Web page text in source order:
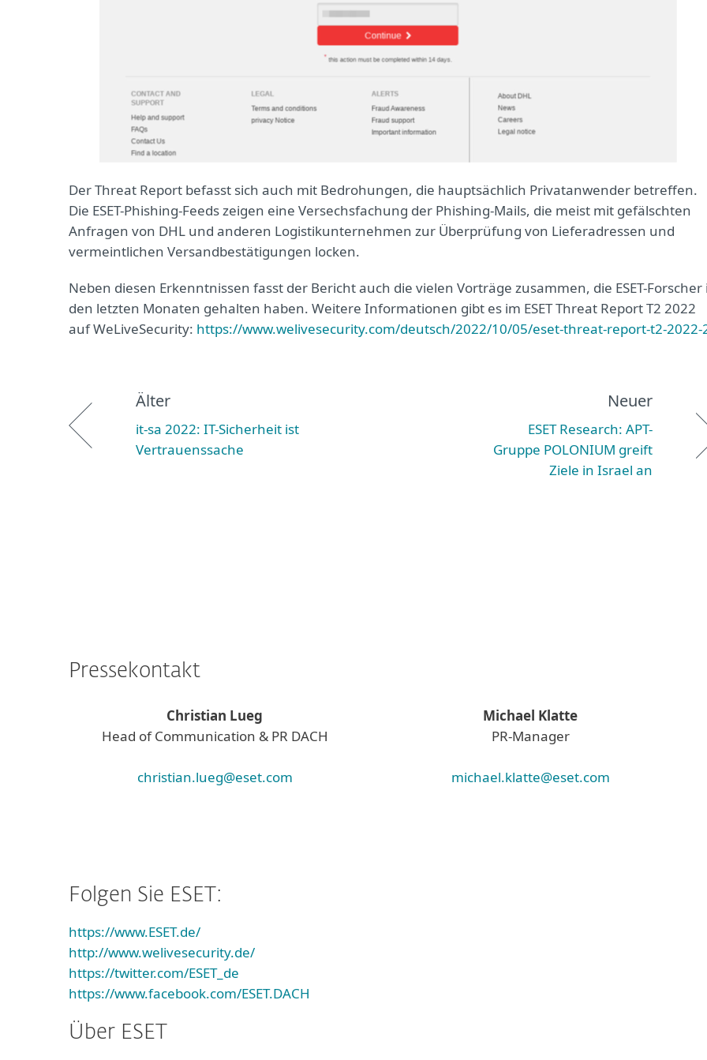
Der Threat Report befasst sich auch mit Bedrohungen, die hauptsächlich Privatanwender betreffen.
Die ESET-Phishing-Feeds zeigen eine Versechsfachung der Phishing-Mails, die meist mit gefälschten
Anfragen von DHL und anderen Logistikunternehmen zur Überprüfung von Lieferadressen und
vermeintlichen Versandbestätigungen locken.
Neben diesen Erkenntnissen fasst der Bericht auch die vielen Vorträge zusammen, die ESET-Forscher
den letzten Monaten gehalten haben. Weitere Informationen gibt es im ESET Threat Report T2 2022
auf WeLiveSecurity: https://www.welivesecurity.com/deutsch/2022/10/05/eset-threat-report-t2-2022-
Älter
it-sa 2022: IT-Sicherheit ist
Vertrauenssache
Neuer
ESET Research: APT-
Gruppe POLONIUM greift
Ziele in Israel an
Pressekontakt
Christian Lueg
Head of Communication & PR DACH
christian.lueg@eset.com
Michael Klatte
PR-Manager
michael.klatte@eset.com
Folgen Sie ESET:
https://www.ESET.de/
http://www.welivesecurity.de/
https://twitter.com/ESET_de
https://www.facebook.com/ESET.DACH
Über ESET